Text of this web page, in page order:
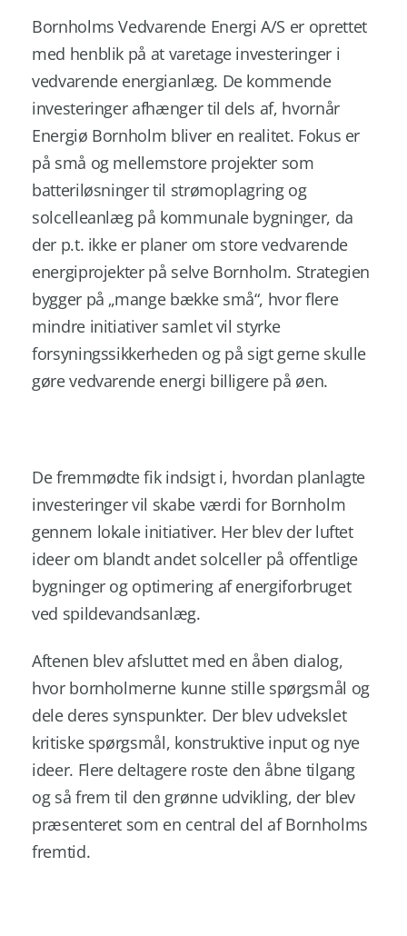
Bornholms Vedvarende Energi A/S er oprettet
med henblik på at varetage investeringer i
vedvarende energianlæg. De kommende
investeringer afhænger til dels af, hvornår
Energiø Bornholm bliver en realitet. Fokus er
på små og mellemstore projekter som
batteriløsninger til strømoplagring og
solcelleanlæg på kommunale bygninger, da
der p.t. ikke er planer om store vedvarende
energiprojekter på selve Bornholm. Strategien
bygger på „mange bække små“, hvor flere
mindre initiativer samlet vil styrke
forsyningssikkerheden og på sigt gerne skulle
gøre vedvarende energi billigere på øen.
De fremmødte fik indsigt i, hvordan planlagte
investeringer vil skabe værdi for Bornholm
gennem lokale initiativer. Her blev der luftet
ideer om blandt andet solceller på offentlige
bygninger og optimering af energiforbruget
ved spildevandsanlæg.
Aftenen blev afsluttet med en åben dialog,
hvor bornholmerne kunne stille spørgsmål og
dele deres synspunkter. Der blev udvekslet
kritiske spørgsmål, konstruktive input og nye
ideer. Flere deltagere roste den åbne tilgang
og så frem til den grønne udvikling, der blev
præsenteret som en central del af Bornholms
fremtid.